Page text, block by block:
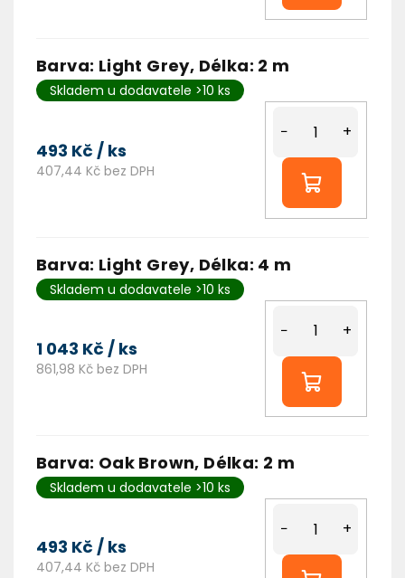
Barva: Light Grey, Délka: 2 m
Skladem u dodavatele >10 ks
493 Kč / ks
407,44 Kč bez DPH
+
−
Barva: Light Grey, Délka: 4 m
Skladem u dodavatele >10 ks
1 043 Kč / ks
861,98 Kč bez DPH
+
−
Barva: Oak Brown, Délka: 2 m
Skladem u dodavatele >10 ks
493 Kč / ks
407,44 Kč bez DPH
+
−